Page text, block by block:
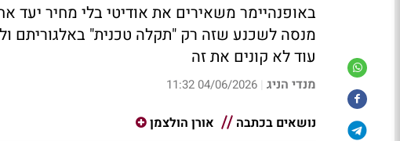
באופנהיימר משאירים את אודיטי בלי מחיר יעד
מנסה לשכנע שזה רק "תקלה טכנית" באלגוריתם
עוד לא קונים את זה
מנדי הניג |
04/06/2026 11:32
נושאים בכתבה אורן הולצמן